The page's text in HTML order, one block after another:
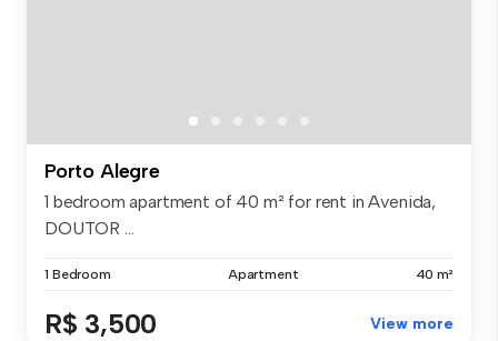
Porto Alegre
1 bedroom apartment of 40 m² for rent in Avenida,
DOUTOR ...
1 Bedroom Apartment 40 m²
R$ 3,500 View more